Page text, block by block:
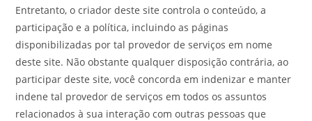
Entretanto, o criador deste site controla o conteúdo, a
participação e a política, incluindo as páginas
disponibilizadas por tal provedor de serviços em nome
deste site. Não obstante qualquer disposição contrária, ao
participar deste site, você concorda em indenizar e manter
indene tal provedor de serviços em todos os assuntos
relacionados à sua interação com outras pessoas que